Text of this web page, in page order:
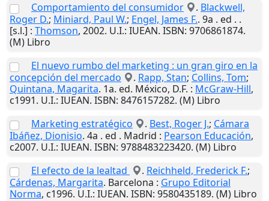
Comportamiento del consumidor
. Blackwell,
Roger D.; Miniard, Paul W.; Engel, James F.. 9a . ed . .
[s.l.] : Thomson, 2002. U.I.: IUEAN. ISBN: 9706861874.
(M) Libro
El nuevo rumbo del marketing : un gran giro en la
concepción del mercado
. Rapp, Stan; Collins, Tom;
Quintana, Magarita. 1a. ed. México, D.F. : McGraw-Hill,
c1991. U.I.: IUEAN. ISBN: 8476157282. (M) Libro
Marketing estratégico
. Best, Roger J.; Cámara
Ibáñez, Dionisio. 4a . ed . Madrid : Pearson Educación,
c2007. U.I.: IUEAN. ISBN: 9788483223420. (M) Libro
El efecto de la lealtad
. Reichheld, Frederick F.;
Cárdenas, Margarita. Barcelona : Grupo Editorial
Norma, c1996. U.I.: IUEAN. ISBN: 9580435189. (M) Libro